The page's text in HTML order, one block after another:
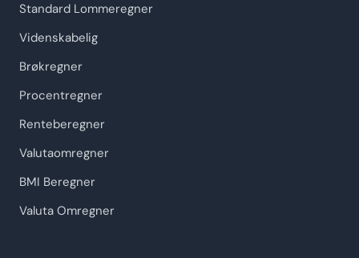
Standard Lommeregner
Videnskabelig
Brøkregner
Procentregner
Renteberegner
Valutaomregner
BMI Beregner
Valuta Omregner